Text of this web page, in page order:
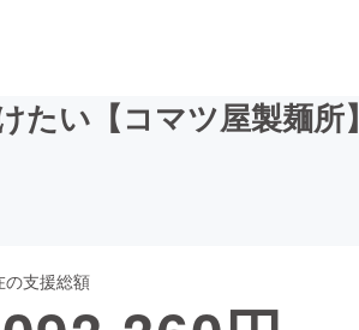
い【コマツ屋製麺所】
の支援総額